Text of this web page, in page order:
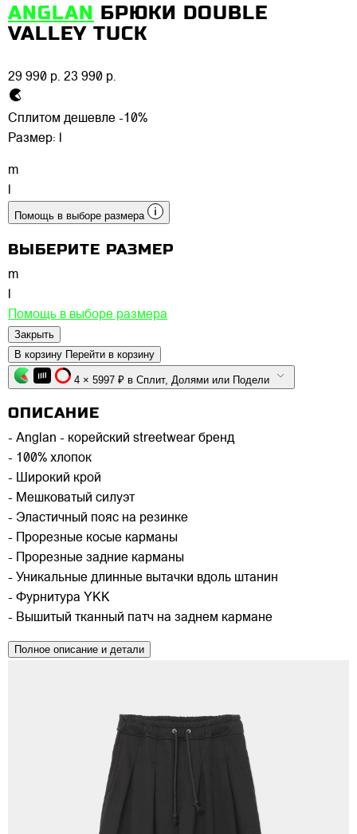
ANGLAN БРЮКИ DOUBLE
VALLEY TUCK
29 990 р. 23 990 р.
Сплитом дешевле -10%
Размер:
m
Помощь в выборе размера
ВЫБЕРИТЕ РАЗМЕР
m
Помощь в выборе размера
Закрыть
В корзину Перейти в корзину
4 × 5997 ₽ в Сплит, Долями или Подели
ОПИСАНИЕ
- Anglan - корейский streetwear бренд
- 100% хлопок
- Широкий крой
- Мешковатый силуэт
- Эластичный пояс на резинке
- Прорезные косые карманы
- Прорезные задние карманы
- Уникальные длинные вытачки вдоль штанин
- Фурнитура YKK
- Вышитый тканный патч на заднем кармане
Полное описание и детали